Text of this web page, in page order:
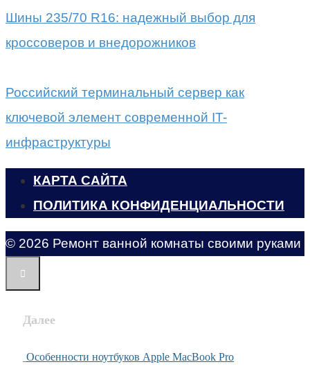
Шины 235/70 R16: надежный выбор для
кроссоверов и внедорожников
Российский терминальный сервер как
ключевой элемент современной IT-
инфраструктуры
КАРТА САЙТА
ПОЛИТИКА КОНФИДЕНЦИАЛЬНОСТИ
© 2026 Ремонт ванной комнаты своими руками
Далее
Особенности ноутбуков Apple MacBook Pro